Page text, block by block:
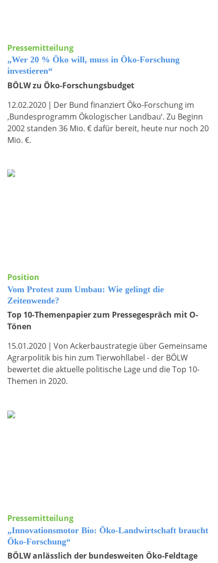
Pressemitteilung
„Wer 20 % Öko will, muss in Öko-Forschung
investieren“
BÖLW zu Öko-Forschungsbudget
12.02.2020 | Der Bund finanziert Öko-Forschung im
‚Bundesprogramm Ökologischer Landbau‘. Zu Beginn
2002 standen 36 Mio. € dafür bereit, heute nur noch 20
Mio. €.
Position
Vom Protest zum Umbau: Wie gelingt die
Zeitenwende?
Top 10-Themenpapier zum Pressegespräch mit O-
Tönen
15.01.2020 | Von Ackerbaustrategie über Gemeinsame
Agrarpolitik bis hin zum Tierwohllabel - der BÖLW
bewertet die aktuelle politische Lage und die Top 10-
Themen in 2020.
Pressemitteilung
„Innovationsmotor Bio: Öko-Landwirtschaft braucht
Öko-Forschung“
BÖLW anlässlich der bundesweiten Öko-Feldtage